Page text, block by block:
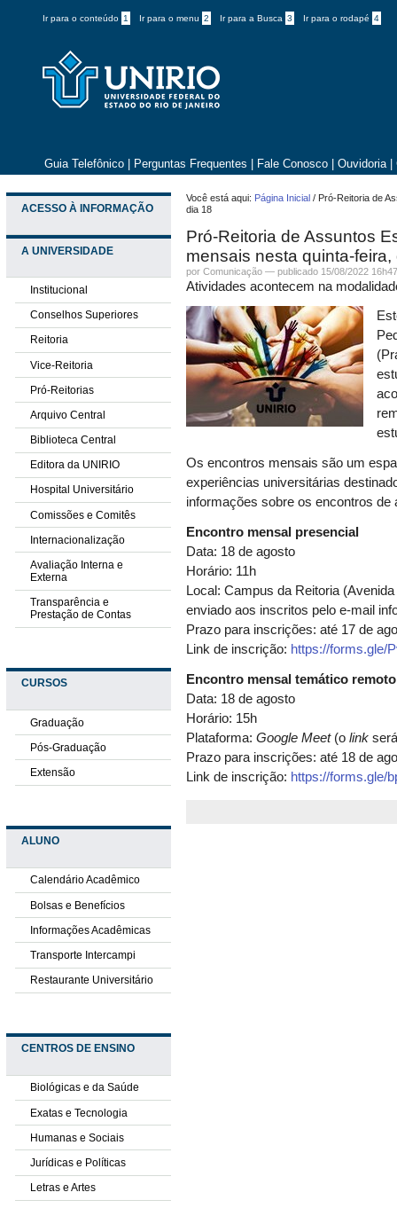
Ir para o conteúdo 1 Ir para o menu 2 Ir para a Busca 3 Ir para o rodapé 4
Guia Telefônico Perguntas Frequentes Fale Conosco Ouvidoria
ACESSO À INFORMAÇÃO
A UNIVERSIDADE
Institucional
Conselhos Superiores
Reitoria
Vice-Reitoria
Pró-Reitorias
Arquivo Central
Biblioteca Central
Editora da UNIRIO
Hospital Universitário
Comissões e Comitês
Internacionalização
Avaliação Interna e
Externa
Transparência e
Prestação de Contas
CURSOS
Graduação
Pós-Graduação
Extensão
ALUNO
Calendário Acadêmico
Bolsas e Benefícios
Informações Acadêmicas
Transporte Intercampi
Restaurante Universitário
CENTROS DE ENSINO
Biológicas e da Saúde
Exatas e Tecnologia
Humanas e Sociais
Jurídicas e Políticas
Letras e Artes
Você está aqui: Página Inicial / Pró-Reitoria de
dia 18
Pró-Reitoria de Assuntos
mensais nesta quinta-feira,
porComunicação —publicado 15/08/2022
Atividades acontecem na
Os encontros mensais são um
experiências universitárias
informações sobre os encontros de
Encontro mensal presencial
Data: 18 de agosto
Horário: 11h
Local: Campus da Reitoria
enviado aos inscritos pelo e-mail
Prazo para inscrições: até 17 de
Link de inscrição: https://forms.gle/
Encontro mensal temático remoto
Data: 18 de agosto
Horário: 15h
Plataforma:Google Meet(olink
Prazo para inscrições: até 18 de
Link de inscrição: https://forms.gle/